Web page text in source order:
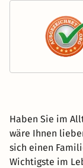
Haben Sie im
wäre Ihnen
sich einen
Wichtigste im